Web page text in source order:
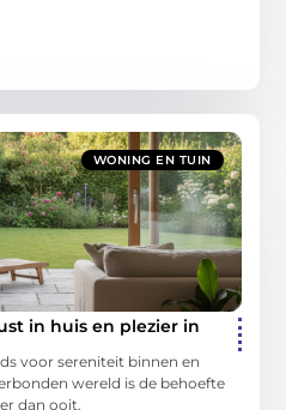
WONING EN TUIN
in huis en plezier in
voor sereniteit binnen en
wereld is de behoefte
dan ooit.